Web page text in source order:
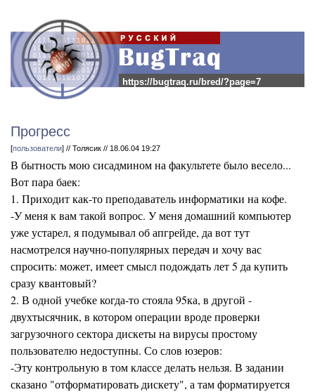
https://bugtraq.ru/bred/?page=7
Прогресс
[пользователи] // Толясик // 18.06.04 19:27
В бытность мою сисадмином на факультете было весело...
Вот пара баек:
1. Приходит как-то преподаватель информатики на кофе.
-У меня к вам такой вопрос. У меня домашний компьютер
уже устарел, я подумывал об апгрейде, да вот тут
насмотрелся научно-популярных передач и хочу вас
спросить: может, имеет смысл подождать лет 5 да купить
сразу квантовый?
2. В одной учебке когда-то стояла 95ка, в другой -
двухтысячник, в котором операции вроде проверки
загрузочного сектора дискеты на вирусы простому
пользователю недоступны. Со слов юзеров:
-Эту контрольную в том классе делать нельзя. В задании
сказано "отформатировать дискету", а там форматируется